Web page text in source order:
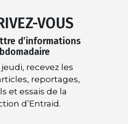
VOUS
d’informations
recevez les
reportages,
et essais de la
d’Entraid.